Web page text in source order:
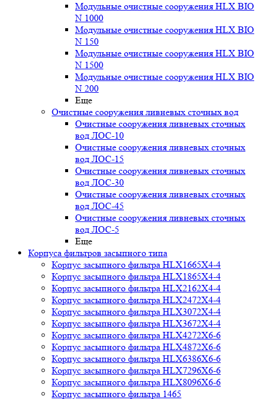
Модульные очистные сооружения HLX BIO
N 1000
Модульные очистные сооружения HLX BIO
N 150
Модульные очистные сооружения HLX BIO
N 1500
Модульные очистные сооружения HLX BIO
N 200
Еще
Очистные сооружения ливневых сточных вод
Очистные сооружения ливневых сточных
вод ЛОС-10
Очистные сооружения ливневых сточных
вод ЛОС-15
Очистные сооружения ливневых сточных
вод ЛОС-30
Очистные сооружения ливневых сточных
вод ЛОС-45
Очистные сооружения ливневых сточных
вод ЛОС-5
Еще
Корпуса фильтров засыпного типа
Корпус засыпного фильтра HLX1665X4-4
Корпус засыпного фильтра HLX1865X4-4
Корпус засыпного фильтра HLX2162X4-4
Корпус засыпного фильтра HLX2472X4-4
Корпус засыпного фильтра HLX3072X4-4
Корпус засыпного фильтра HLX3672X4-4
Корпус засыпного фильтра HLX4272X6-6
Корпус засыпного фильтра HLX4872X6-6
Корпус засыпного фильтра HLX6386X6-6
Корпус засыпного фильтра HLX7296X6-6
Корпус засыпного фильтра HLX8096X6-6
Корпус засыпного фильтра 1465